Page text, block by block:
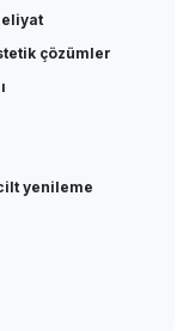
çözümler
yenileme